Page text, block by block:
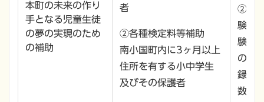
本町の未来の作り
手となる児童生徒
の夢の実現のため
の補助
者
②各種検定料等補助
南小国町内に3ヶ月以上
住所を有する小中学生
及びその保護者
②資
験す
験料
の資
録料
数料